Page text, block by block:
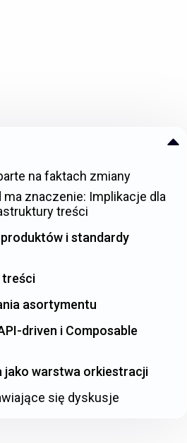
na faktach zmiany
znaczenie: Implikacje dla
treści
i standardy
treści
asortymentu
driven i Composable
jako warstwa orkiestracji
się dyskusje